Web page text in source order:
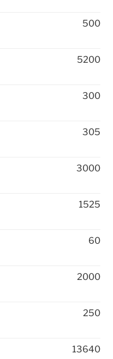
500
5200
300
305
3000
1525
60
2000
250
13640